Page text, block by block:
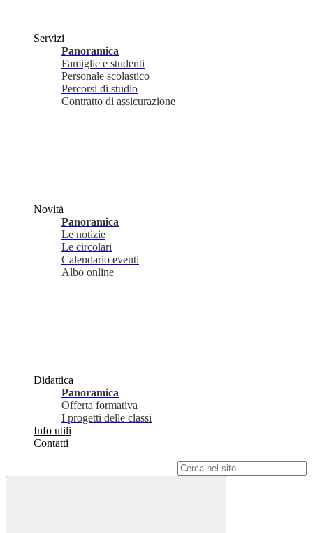
Servizi
Panoramica
Famiglie e studenti
Personale scolastico
Percorsi di studio
Contratto di assicurazione
Novità
Panoramica
Le notizie
Le circolari
Calendario eventi
Albo online
Didattica
Panoramica
Offerta formativa
I progetti delle classi
Info utili
Contatti